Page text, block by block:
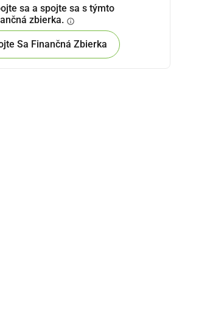
sa a spojte sa s týmto
zbierka. info
Sa Finančná Zbierka